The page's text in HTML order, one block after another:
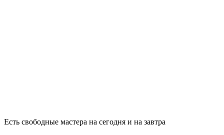
Есть свободные мастера на сегодня и на завтра